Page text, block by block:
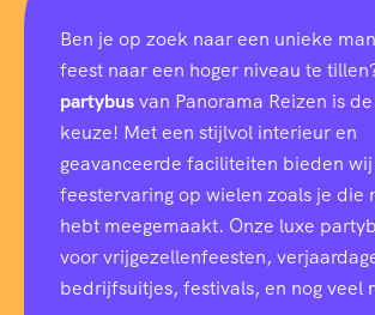
Ben je op zoek naar een unieke
feest naar een hoger niveau te
partybusvan Panorama Reizen is
keuze! Met een stijlvol interieur en
geavanceerde faciliteiten bieden
feestervaring op wielen zoals je die
hebt meegemaakt. Onze luxe
voor vrijgezellenfeesten,
bedrijfsuitjes, festivals, en nog veel